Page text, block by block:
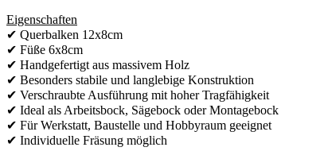
Eigenschaften
✔ Querbalken 12x8cm
✔ Füße 6x8cm
✔ Handgefertigt aus massivem Holz
✔ Besonders stabile und langlebige Konstruktion
✔ Verschraubte Ausführung mit hoher Tragfähigkeit
✔ Ideal als Arbeitsbock, Sägebock oder Montagebock
✔ Für Werkstatt, Baustelle und Hobbyraum geeignet
✔ Individuelle Fräsung möglich